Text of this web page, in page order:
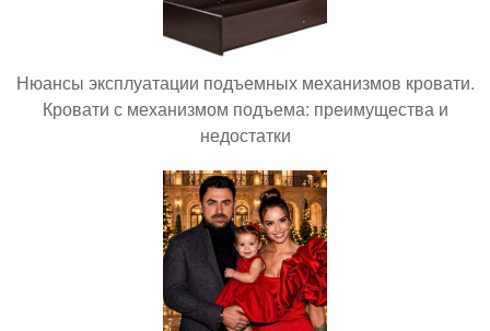
Нюансы эксплуатации подъемных механизмов кровати.
Кровати с механизмом подъема: преимущества и
недостатки